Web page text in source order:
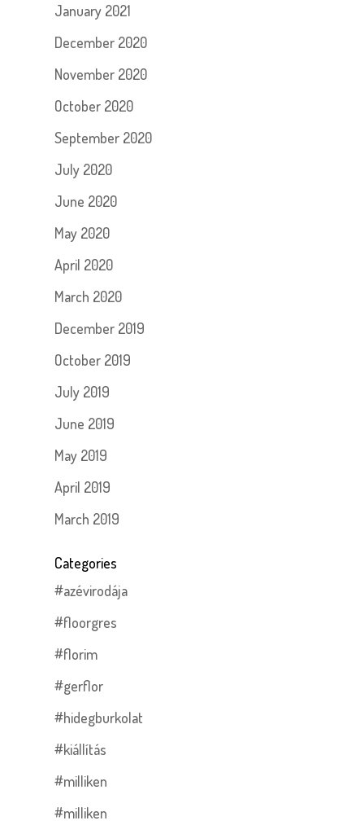
January 2021
December 2020
November 2020
October 2020
September 2020
July 2020
June 2020
May 2020
April 2020
March 2020
December 2019
October 2019
July 2019
June 2019
May 2019
April 2019
March 2019
Categories
#azévirodája
#floorgres
#florim
#gerflor
#hidegburkolat
#kiállítás
#milliken
#milliken